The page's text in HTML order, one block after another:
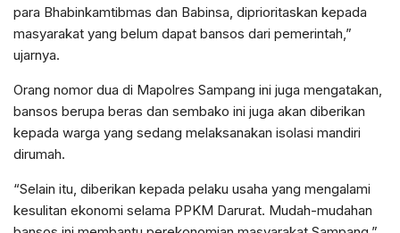
para Bhabinkamtibmas dan Babinsa, diprioritaskan kepada
masyarakat yang belum dapat bansos dari pemerintah,”
ujarnya.
Orang nomor dua di Mapolres Sampang ini juga mengatakan,
bansos berupa beras dan sembako ini juga akan diberikan
kepada warga yang sedang melaksanakan isolasi mandiri
dirumah.
“Selain itu, diberikan kepada pelaku usaha yang mengalami
kesulitan ekonomi selama PPKM Darurat. Mudah-mudahan